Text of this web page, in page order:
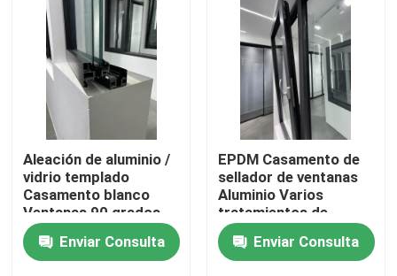
Hogar
Productos
vídeos
Aleación de aluminio /
vidrio templado
Casamento blanco
Ventanas 90 grados
de apertura derecha
malla de acero
inoxidable
Enviar Consulta
EPDM Casamento de
sellador de ventanas
Aluminio Varios
tratamientos de
superficie
Enviar Consulta